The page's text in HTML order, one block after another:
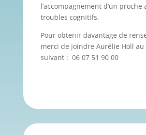
l’accompagnement d’un
troubles cognitifs.
Pour obtenir davantage de
merci de joindre Aurélie Holl
suivant : 06 07 51 90 00